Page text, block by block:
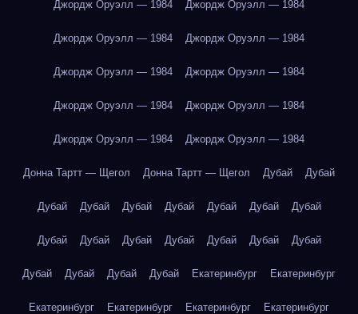
Джордж Оруэлл — 1984 Джордж Оруэлл — 1984
Джордж Оруэлл — 1984 Джордж Оруэлл — 1984
Джордж Оруэлл — 1984 Джордж Оруэлл — 1984
Джордж Оруэлл — 1984 Джордж Оруэлл — 1984
Джордж Оруэлл — 1984 Джордж Оруэлл — 1984
Донна Тартт — Щегол Донна Тартт — Щегол Дубай Дубай
Дубай Дубай Дубай Дубай Дубай Дубай Дубай
Дубай Дубай Дубай Дубай Дубай Дубай Дубай
Дубай Дубай Дубай Дубай Екатеринбург Екатеринбург
Екатеринбург Екатеринбург Екатеринбург Екатеринбург